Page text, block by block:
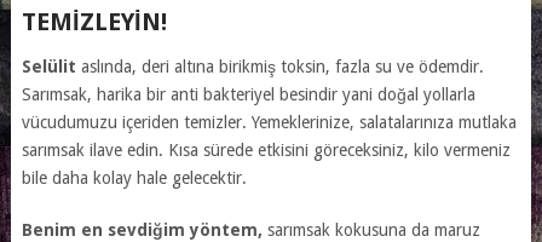
TEMIZLEYIN!
Selülit aslında, deri altına birikmiş toksin, fazla su ve ödemdir.
Sarımsak, harika bir anti bakteriyel besindir yani doğal yollarla
vücudumuzu içeriden temizler. Yemeklerinize, salatalarınıza mutlaka
sarımsak ilave edin. Kısa sürede etkisini göreceksiniz, kilo vermeniz
bile daha kolay hale gelecektir.
Benim en sevdiğim yöntem, sarımsak kokusuna da maruz